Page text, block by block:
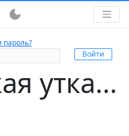
dark_mode
пароль?
утка...